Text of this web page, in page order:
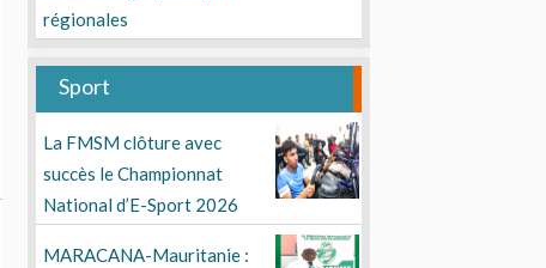
régionales
Sport
La FMSM clôture avec
succès le Championnat
National d’E-Sport 2026
MARACANA-Mauritanie :